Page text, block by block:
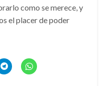
como se merece, y
el placer de poder